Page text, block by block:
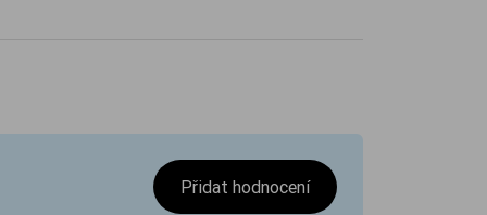
Přidat hodnocení